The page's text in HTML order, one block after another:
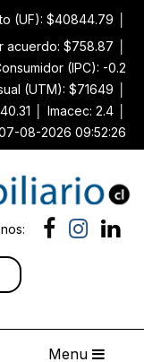
(UF): $40844.79
acuerdo: $758.87
(IPC): -0.2
(UTM): $71649
Imacec: 2.4
08-2026 09:52:26
Menu